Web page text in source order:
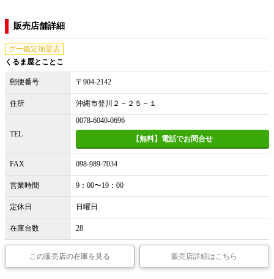
販売店舗詳細
グー鑑定加盟店
くるま屋とことこ
郵便番号 〒904-2142
住所 沖縄市登川２－２５－１
TEL
0078-6040-0696
【無料】電話でお問合せ
FAX 098-989-7034
営業時間 9：00〜19：00
定休日 日曜日
在庫台数 28
この販売店の在庫を見る 販売店詳細はこちら